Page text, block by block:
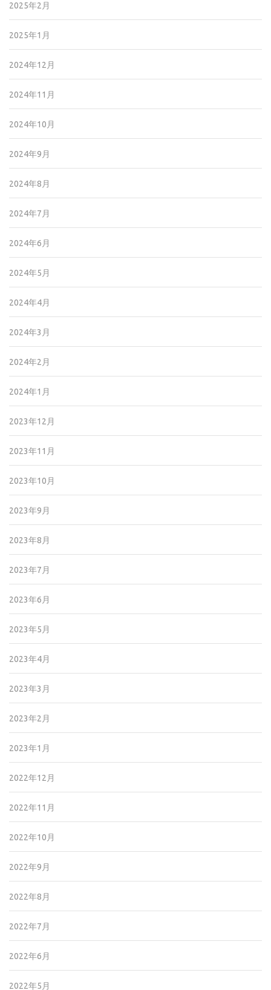
2025年2月
2025年1月
2024年12月
2024年11月
2024年10月
2024年9月
2024年8月
2024年7月
2024年6月
2024年5月
2024年4月
2024年3月
2024年2月
2024年1月
2023年12月
2023年11月
2023年10月
2023年9月
2023年8月
2023年7月
2023年6月
2023年5月
2023年4月
2023年3月
2023年2月
2023年1月
2022年12月
2022年11月
2022年10月
2022年9月
2022年8月
2022年7月
2022年6月
2022年5月